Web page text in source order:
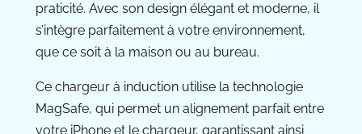
praticité. Avec son design élégant et moderne, il
s’intègre parfaitement à votre environnement,
que ce soit à la maison ou au bureau.
Ce chargeur à induction utilise la technologie
MagSafe, qui permet un alignement parfait entre
votre iPhone et le chargeur, garantissant ainsi